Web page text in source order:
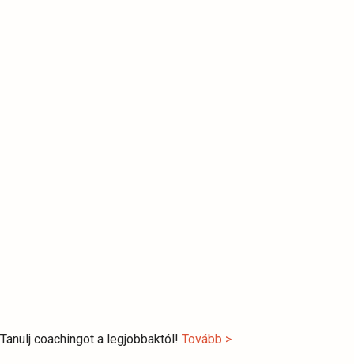
Tanulj coachingot a legjobbaktól! Tovább >